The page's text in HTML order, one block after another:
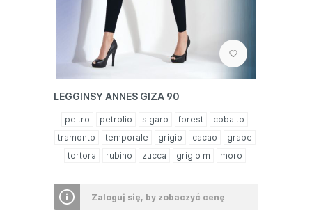
LEGGINSY ANNES GIZA 90
peltro petrolio sigaro forest
cobalto
tramonto
temporale grigio cacao
grape
tortora
rubino zucca grigio m moro
Zaloguj się, by zobaczyć cenę